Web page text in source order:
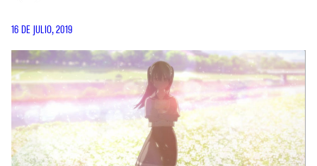
16 DE JULIO, 2019